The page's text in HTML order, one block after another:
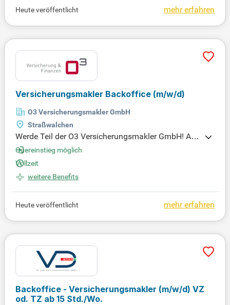
mehr erfahren
Heute veröffentlicht
Versicherungsmakler Backoffice (m/w/d)
O3 Versicherungsmakler GmbH
Straßwalchen
Werde Teil der O3 Versicherungsmakler GmbH! Als
unabhängiger Versicherungsmakler mit Standorten
in Straßwalchen, Ried im Innkreis und Braunau am
Inn suchen wir kundenorientierte Talente, die lösun
gsorientiert denken und handeln.
Quereinstieg möglich
Vollzeit
weitere Benefits
mehr erfahren
Heute veröffentlicht
Backoffice - Versicherungsmakler (m/w/d) VZ
od. TZ ab 15 Std./Wo.